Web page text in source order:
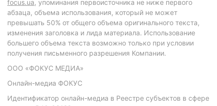
focus.ua, упоминания первоисточника не ниже первого
абзаца, объема использования, который не может
превышать 50% от общего объема оригинального текста,
изменения заголовка и лида материала. Использование
большего объема текста возможно только при условии
получения письменного разрешения Компании.
ООО «ФОКУС МЕДИА»
Онлайн-медиа ФОКУС
Идентификатор онлайн-медиа в Реестре субъектов в сфере